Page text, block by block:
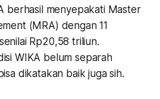
berhasil menyepakati Master
(MRA) dengan 11
Rp20,58 triliun.
WIKA belum separah
dikatakan baik juga sih.